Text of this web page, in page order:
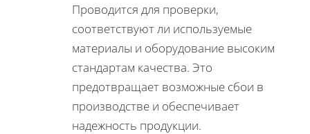
Проводится для проверки,
соответствуют ли используемые
материалы и оборудование высоким
стандартам качества. Это
предотвращает возможные сбои в
производстве и обеспечивает
надежность продукции.